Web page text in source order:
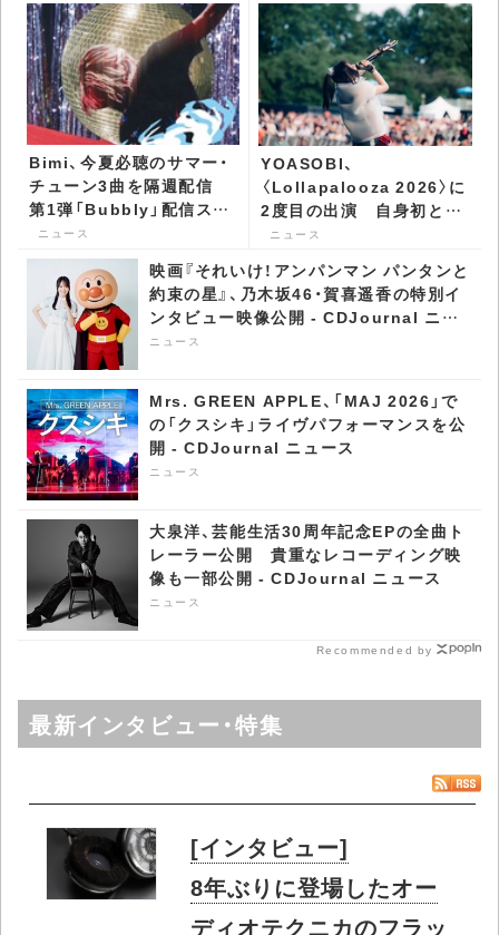
CDJournal ニュース
ニュース
劇場版『鬼滅の刃』最新作2冠 アニメー
ション作品今年度最高初週売上 -
CDJournal ニュース
ニュース
NEWS、「オリコン週間シングルランキン
グ」で18作連続・通算18作目の1位 歴代
ス
ニュース
Bimi、今夏必聴のサマー・
第1弾「Bubbly」配信スタ
ート - CDJournal ニュー
ス
ニュース
2度目の出演 自身初とな
るメインステージに登場 -
CDJournal ニュース
ニュース
映画『それいけ！アンパンマン パンタンと
ンタビュー映像公開 - CDJournal ニュ
Mrs. GREEN APPLE、「MAJ 2026」で
の「クスシキ」ライヴパフォーマンスを公
大泉洋、芸能生活30周年記念EPの全曲ト
レーラー公開 貴重なレコーディング映
像も一部公開 - CDJournal ニュース
ニュース